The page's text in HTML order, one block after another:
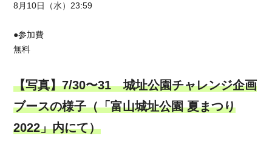
8月10日（水）23:59
●参加費
無料
【写真】7/30〜31 城址公園チャレンジ企画
ブースの様子（「富山城址公園 夏まつり
2022」内にて）